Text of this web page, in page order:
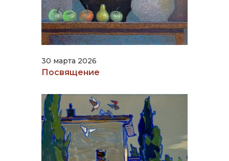
30 марта 2026
Посвящение